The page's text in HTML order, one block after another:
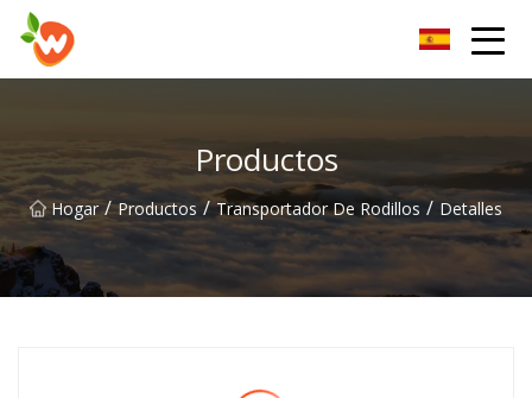
Grupo Co., Ltd del dispositivo de elevación de Henan
Productos
Hogar / Productos / Transportador De Rodillos / Detalles